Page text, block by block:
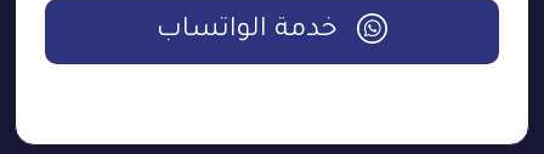
خدمة الواتساب